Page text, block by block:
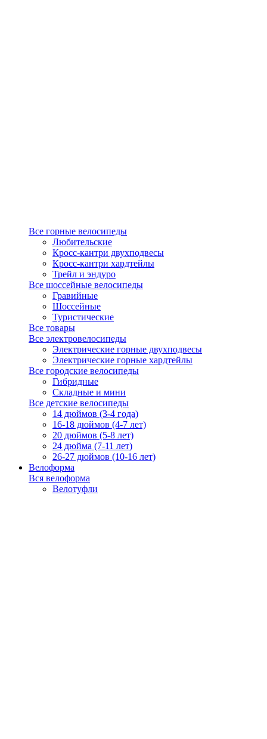
Все горные велосипеды
Любительские
Кросс-кантри двухподвесы
Кросс-кантри хардтейлы
Трейл и эндуро
Все шоссейные велосипеды
Гравийные
Шоссейные
Туристические
Все товары
Все электровелосипеды
Электрические горные двухподвесы
Электрические горные хардтейлы
Все городские велосипеды
Гибридные
Складные и мини
Все детские велосипеды
14 дюймов (3-4 года)
16-18 дюймов (4-7 лет)
20 дюймов (5-8 лет)
24 дюйма (7-11 лет)
26-27 дюймов (10-16 лет)
Велоформа
Вся велоформа
Велотуфли